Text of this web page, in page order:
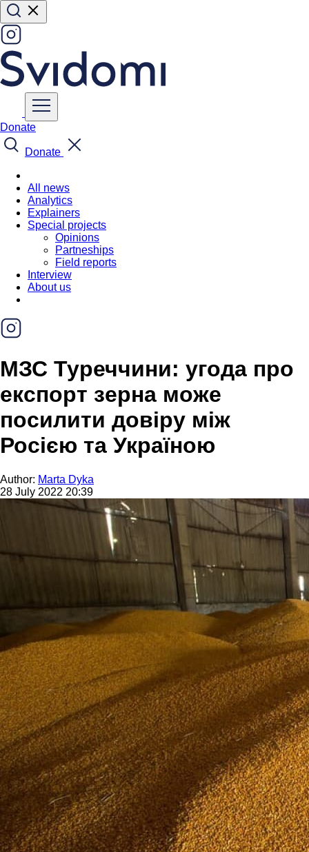
Donate
Donate
All news
Analytics
Explainers
Special projects
Opinions
Partneships
Field reports
Interview
About us
МЗС Туреччини: угода про
експорт зерна може
посилити довіру між
Росією та Україною
Author: Marta Dyka
28 July 2022 20:39